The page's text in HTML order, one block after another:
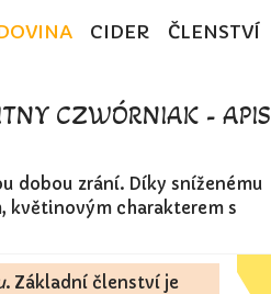
CIDER ČLENSTVÍ
CZWÓRNIAK - APIS
dobou zrání. Díky sníženému
květinovým charakterem s
. Základní členství je